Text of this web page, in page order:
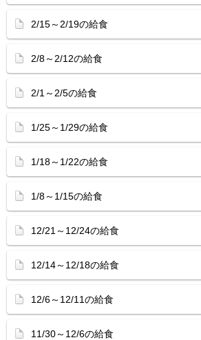
2/15～2/19の給食
2/8～2/12の給食
2/1～2/5の給食
1/25～1/29の給食
1/18～1/22の給食
1/8～1/15の給食
12/21～12/24の給食
12/14～12/18の給食
12/6～12/11の給食
11/30～12/6の給食